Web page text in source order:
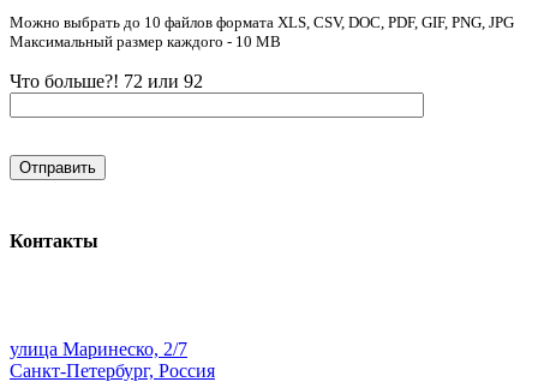
Можно выбрать до 10 файлов формата XLS, CSV, DOC, PDF, GIF, PNG, JPG
Максимальный размер каждого - 10 MB
Что больше?! 72 или 92
Контакты
улица Маринеско, 2/7
Санкт-Петербург, Россия